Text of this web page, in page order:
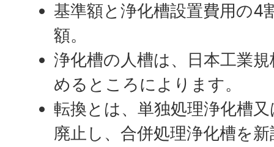
基準額と浄化槽設置費用の4
額。
浄化槽の人槽は、日本工業
めるところによります。
転換とは、単独処理浄化槽
廃止し、合併処理浄化槽を